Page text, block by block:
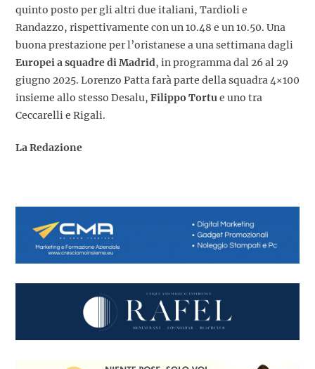
quinto posto per gli altri due italiani, Tardioli e
Randazzo, rispettivamente con un 10.48 e un 10.50. Una
buona prestazione per l’oristanese a una settimana dagli
Europei a squadre di Madrid, in programma dal 26 al 29
giugno 2025. Lorenzo Patta farà parte della squadra 4×100
insieme allo stesso Desalu, Filippo Tortue uno tra
Ceccarelli e Rigali.
La Redazione